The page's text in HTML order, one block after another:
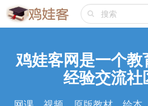
鸡娃客网是一个教
经验交流社